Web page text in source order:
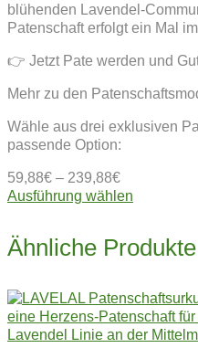
blühenden Lavendel-
Patenschaft erfolgt ein Mal
👉 Jetzt Pate werden und
Mehr zu den
Wähle aus drei exklusiven
passende Option:
59,88€ – 239,88€
Ausführung wählen
mehrere
Die
Optionen
können
Ähnliche Produkte